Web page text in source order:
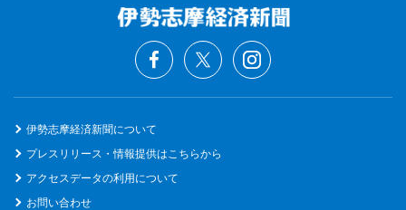
伊勢志摩経済新聞について
プレスリリース・情報提供はこちらから
アクセスデータの利用について
お問い合わせ